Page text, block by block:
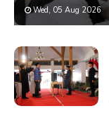
Wed, 05 Aug 2026